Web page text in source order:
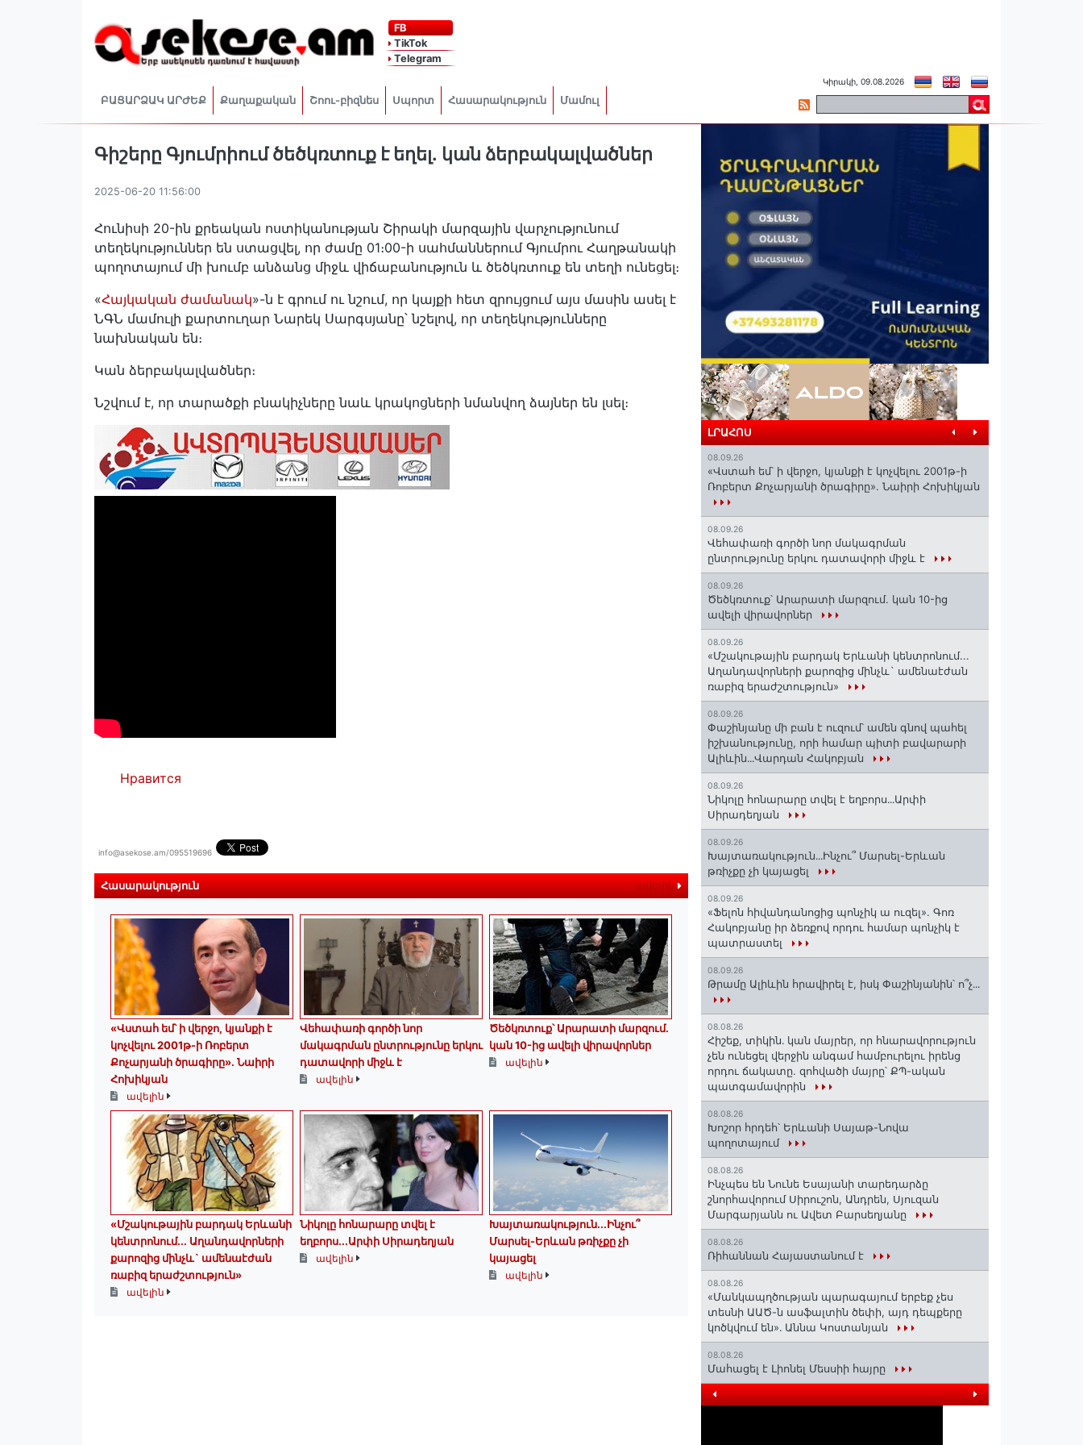
FB
TikTok
Telegram
ԲԱՑԱՐՁԱԿ ԱՐԺԵՔ Քաղաքական Շոու-բիզնես Սպորտ Հասարակություն Մամուլ
Կիրակի, 09.08.2026
Գիշերը Գյումրիում ծեծկռտուք է եղել․ կան ձերբակալվածներ
2025-06-20 11:56:00
Հունիսի 20-ին քրեական ոստիկանության Շիրակի մարզային վարչությունում
տեղեկություններ են ստացվել, որ ժամը 01։00-ի սահմաններում Գյումրու Հաղթանակի
պողոտայում մի խումբ անձանց միջև վիճաբանություն և ծեծկռտուք են տեղի ունեցել։
«Հայկական ժամանակ»-ն է գրում ու նշում, որ կայքի հետ զրույցում այս մասին ասել է
ՆԳՆ մամուլի քարտուղար Նարեկ Սարգսյանը՝ նշելով, որ տեղեկությունները
նախնական են։
Կան ձերբակալվածներ։
Նշվում է, որ տարածքի բնակիչները նաև կրակոցների նմանվող ձայներ են լսել։
Нравится
info@asekose.am/095519696
Հասարակություն ավելին
«Վստահ եմ՝ ի վերջո, կյանքի է
կոչվելու 2001թ-ի Ռոբերտ
Քոչարյանի ծրագիրը». Նաիրի
Հոխիկյան
ավելին
Վեհափառի գործի նոր
մակագրման ընտրությունը երկու
դատավորի միջև է
ավելին
Ծեծկռտուք՝ Արարատի մարզում.
կան 10-ից ավելի վիրավորներ
ավելին
«Մշակութային բարդակ Երևանի
կենտրոնում... Աղանդավորների
քարոզից մինչև` ամենաէժան
ռաբիզ երաժշտություն»
ավելին
Նիկոլը հոնարարը տվել է
եղբորս․․․Արփի Սիրադեղյան
ավելին
Խայտառակություն․․․Ինչու՞
Մարսել-Երևան թռիչքը չի
կայացել
ավելին
ԼՐԱՀՈՍ
08.09.26
«Վստահ եմ՝ ի վերջո, կյանքի է կոչվելու 2001թ-ի
Ռոբերտ Քոչարյանի ծրագիրը». Նաիրի Հոխիկյան
08.09.26
Վեհափառի գործի նոր մակագրման
ընտրությունը երկու դատավորի միջև է
08.09.26
Ծեծկռտուք՝ Արարատի մարզում. կան 10-ից
ավելի վիրավորներ
08.09.26
«Մշակութային բարդակ Երևանի կենտրոնում...
Աղանդավորների քարոզից մինչև` ամենաէժան
ռաբիզ երաժշտություն»
08.09.26
Փաշինյանը մի բան է ուզում՝ ամեն գնով պահել
իշխանությունը, որի համար պիտի բավարարի
Ալիևին․․․Վարդան Հակոբյան
08.09.26
Նիկոլը հոնարարը տվել է եղբորս․․․Արփի
Սիրադեղյան
08.09.26
Խայտառակություն․․․Ինչու՞ Մարսել-Երևան
թռիչքը չի կայացել
08.09.26
«Ֆելոն հիվանդանոցից պոնչիկ ա ուզել». Գոռ
Հակոբյանը իր ձեռքով որդու համար պոնչիկ է
պատրաստել
08.09.26
Թրամը Ալիևին հրավիրել է, իսկ Փաշինյանին՝ ո՞չ․․․
08.08.26
Հիշեք, տիկին․ կան մայրեր, որ հնարավորություն
չեն ունեցել վերջին անգամ համբուրելու իրենց
որդու ճակատը. զոհվածի մայրը՝ ՔՊ-ական
պատգամավորին
08.08.26
Խոշոր հրդեհ՝ Երևանի Սայաթ-Նովա
պողոտայում
08.08.26
Ինչպես են Նունե Եսայանի տարեդարձը
շնորհավորում Սիրուշոն, Անդրեն, Սյուզան
Մարգարյանն ու Ավետ Բարսեղյանը
08.08.26
Ռիհաննան Հայաստանում է
08.08.26
«Մանկապղծության պարագայում երբեք չես
տեսնի ԱԱԾ-ն ասֆալտին ծեփի, այդ դեպքերը
կոծկվում են»․ Աննա Կոստանյան
08.08.26
Մահացել է Լիոնել Մեսսիի հայրը